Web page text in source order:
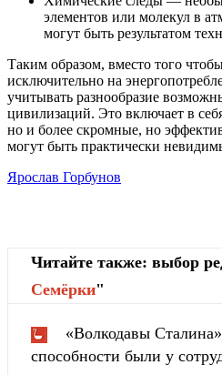
элементов или молекул в
могут быть результатом
Таким образом, вместо того
исключительно на
учитывать разнообразие
цивилизаций. Это включает в
но и более скромные, но
могут быть практически
Ярослав Горбунов
Читайте также: выбор
Cемёрки"
«Волкодавы
способности были у